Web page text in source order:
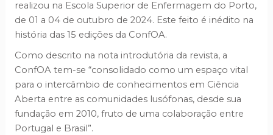
realizou na Escola Superior de Enfermagem do Porto,
de 01 a 04 de outubro de 2024. Este feito é inédito na
história das 15 edições da ConfOA.
Como descrito na nota introdutória da revista, a
ConfOA tem-se “consolidado como um espaço vital
para o intercâmbio de conhecimentos em Ciência
Aberta entre as comunidades lusófonas, desde sua
fundação em 2010, fruto de uma colaboração entre
Portugal e Brasil”.